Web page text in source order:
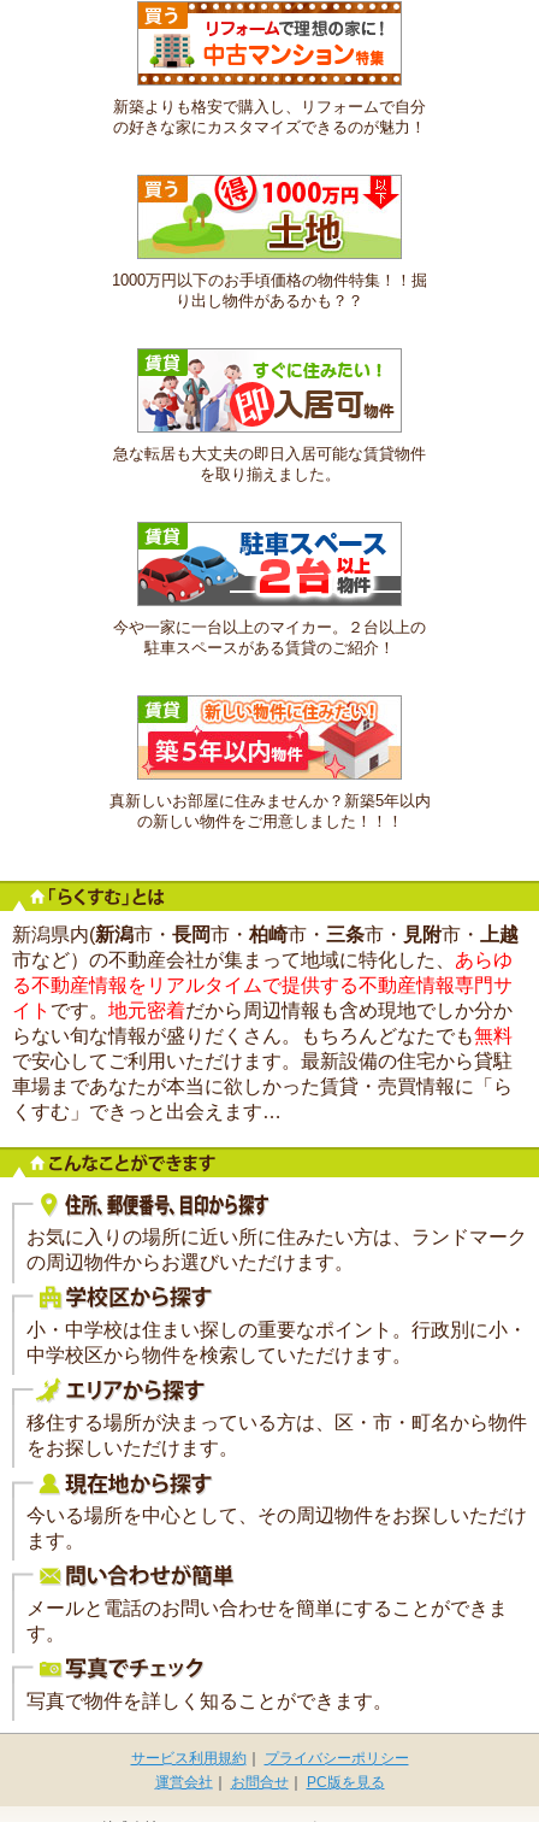
新築よりも格安で購入し、リフォームで自分
の好きな家にカスタマイズできるのが魅力！
1000万円以下のお手頃価格の物件特集！！掘
り出し物件があるかも？？
急な転居も大丈夫の即日入居可能な賃貸物件
を取り揃えました。
今や一家に一台以上のマイカー。２台以上の
駐車スペースがある賃貸のご紹介！
真新しいお部屋に住みませんか？新築5年以内
の新しい物件をご用意しました！！！
新潟県内(新潟市・ 長岡市・柏崎市・ 三条市・ 見附市・
上越
市など）の不動産会社が集まって地域に特化した、 あらゆ
る不動産情報をリアルタイムで提供する不動産情報専門サ
イト です。 地元密着だから周辺情報も含め現地でしか分か
らない旬な情報が盛りだくさん。もちろんどなたでも無料
で安心してご利用いただけます。最新設備の住宅から貸駐
車場まであなたが本当に欲しかった賃貸・売買情報に「ら
くすむ」できっと出会えます…
お気に入りの場所に近い所に住みたい方は、ランドマーク
の周辺物件からお選びいただけます。
小・中学校は住まい探しの重要なポイント。行政別に小・
中学校区から物件を検索していただけます。
移住する場所が決まっている方は、区・市・町名から物件
をお探しいただけます。
今いる場所を中心として、その周辺物件をお探しいただけ
ます。
メールと電話のお問い合わせを簡単にすることができま
す。
写真で物件を詳しく知ることができます。
サービス利用規約｜
プライバシーポリシー
運営会社 ｜ お問合せ｜ PC版を見る